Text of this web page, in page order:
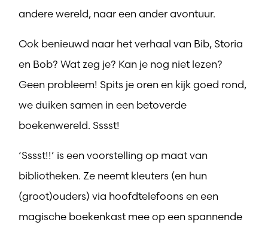
andere wereld, naar een ander avontuur.
Ook benieuwd naar het verhaal van Bib, Storia
en Bob? Wat zeg je? Kan je nog niet lezen?
Geen probleem! Spits je oren en kijk goed rond,
we duiken samen in een betoverde
boekenwereld. Sssst!
‘Sssst!!’ is een voorstelling op maat van
bibliotheken. Ze neemt kleuters (en hun
(groot)ouders) via hoofdtelefoons en een
magische boekenkast mee op een spannende